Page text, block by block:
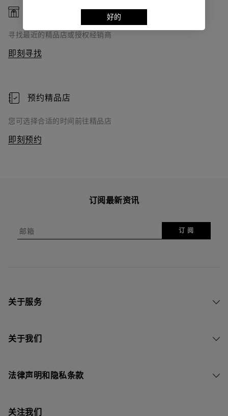
寻找最近的精品店或授权经销商
即刻寻找
预约精品店
您可选择合适的时间前往精品店
即刻预约
订阅最新资讯
邮箱 订 阅
关于服务
关于我们
法律声明和隐私条款
关注我们
好的